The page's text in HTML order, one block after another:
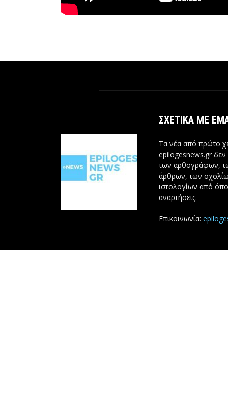
ΣΧΕΤΙΚΆ ΜΕ
Τα νέα από πρώτο
epilogesnews.gr δεν
των αρθογράφων,
άρθρων, των
ιστολογίων από
αναρτήσεις.
Επικοινωνία: